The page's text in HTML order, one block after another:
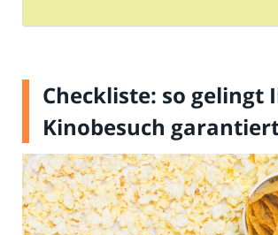
Checkliste: so gelingt
Kinobesuch